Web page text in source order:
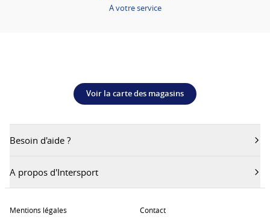
A votre service
Voir la carte des magasins
Besoin d'aide ?
A propos d'Intersport
Mentions légales Contact